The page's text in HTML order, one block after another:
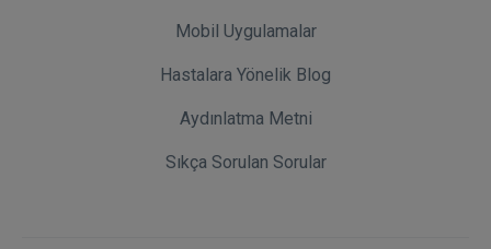
Mobil Uygulamalar
Hastalara Yönelik Blog
Aydınlatma Metni
Sıkça Sorulan Sorular